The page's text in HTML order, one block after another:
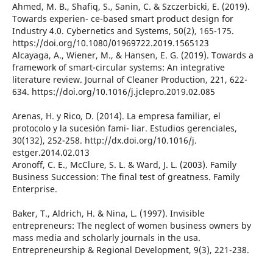
Ahmed, M. B., Shafiq, S., Sanin, C. & Szczerbicki, E. (2019).
Towards experien- ce-based smart product design for
Industry 4.0. Cybernetics and Systems, 50(2), 165-175.
https://doi.org/10.1080/01969722.2019.1565123
Alcayaga, A., Wiener, M., & Hansen, E. G. (2019). Towards a
framework of smart-circular systems: An integrative
literature review. Journal of Cleaner Production, 221, 622-
634. https://doi.org/10.1016/j.jclepro.2019.02.085
Arenas, H. y Rico, D. (2014). La empresa familiar, el
protocolo y la sucesión fami- liar. Estudios gerenciales,
30(132), 252-258. http://dx.doi.org/10.1016/j.
estger.2014.02.013
Aronoff, C. E., McClure, S. L. & Ward, J. L. (2003). Family
Business Succession: The final test of greatness. Family
Enterprise.
Baker, T., Aldrich, H. & Nina, L. (1997). Invisible
entrepreneurs: The neglect of women business owners by
mass media and scholarly journals in the usa.
Entrepreneurship & Regional Development, 9(3), 221-238.